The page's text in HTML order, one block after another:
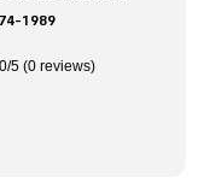
1989
0/5 (0 reviews)